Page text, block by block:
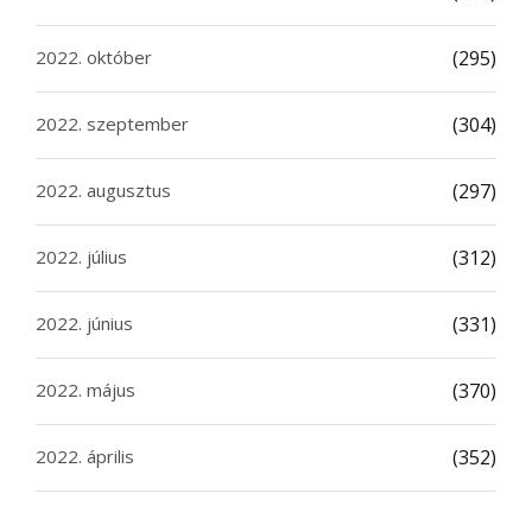
2022. október (295)
2022. szeptember (304)
2022. augusztus (297)
2022. július (312)
2022. június (331)
2022. május (370)
2022. április (352)